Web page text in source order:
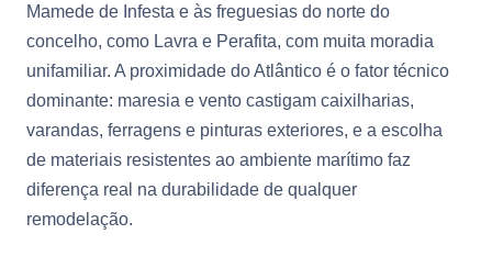
Mamede de Infesta e às freguesias do norte do
concelho, como Lavra e Perafita, com muita moradia
unifamiliar. A proximidade do Atlântico é o fator técnico
dominante: maresia e vento castigam caixilharias,
varandas, ferragens e pinturas exteriores, e a escolha
de materiais resistentes ao ambiente marítimo faz
diferença real na durabilidade de qualquer
remodelação.